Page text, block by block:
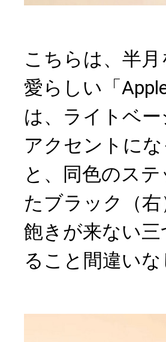
こちらは、半
愛らしい「
は、ライトベ
アクセントに
と、同色のス
たブラック（
飽きが来ない
ること間違いな